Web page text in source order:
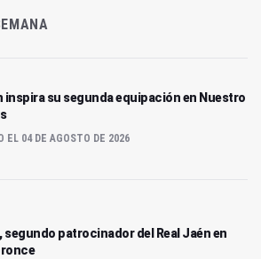
inspira su segunda equipación en Nuestro
EL 04 DE AGOSTO DE 2026
segundo patrocinador del Real Jaén en